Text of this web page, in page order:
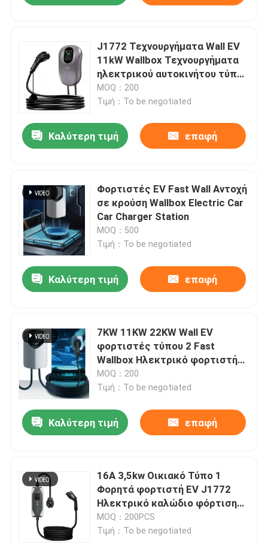
J1772 Τεχνουργήματα Wall EV
11kW Wallbox Τεχνουργήματα
ηλεκτρικού αυτοκινήτου τύπου
1
MOQ：200
Τιμή：To be negotiated
Καλύτερη τιμή επαφή
Φορτιστές EV Fast Wall Αντοχή
σε κρούση Wallbox Electric Car
Car Charger Station
MOQ：500
Τιμή：To be negotiated
Καλύτερη τιμή επαφή
7KW 11KW 22KW Wall EV
φορτιστές τύπου 2 Fast
Wallbox Ηλεκτρικό φορτιστή
αυτοκινήτου
MOQ：200
Τιμή：To be negotiated
Καλύτερη τιμή επαφή
16A 3,5kw Οικιακό Τύπο 1
Φορητά φορτιστή EV J1772
Ηλεκτρικό καλώδιο φόρτισης
αυτοκινήτου
MOQ：200PCS
Τιμή：To be negotiated